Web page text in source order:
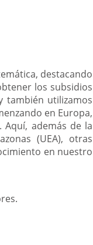
destacando
los subsidios
también utilizamos
en Europa,
además de la
(UEA), otras
en nuestro